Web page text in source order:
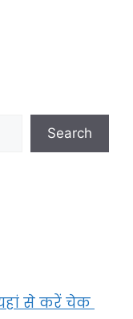
Search
यहां से करें चेक